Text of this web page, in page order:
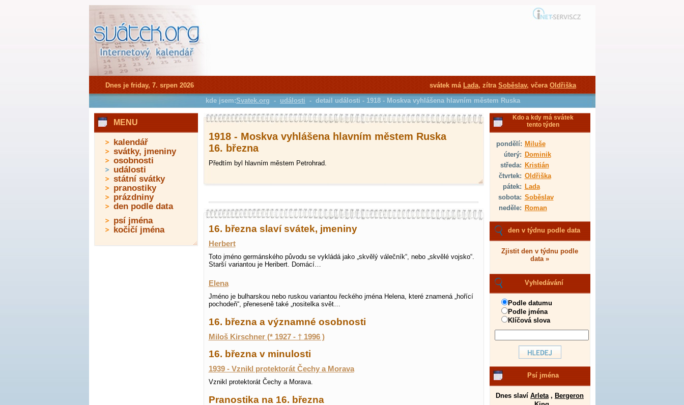
1918 - Moskva vyhlášena hlavním městem Ruska
16. března
Předtím byl hlavním městem Petrohrad.
16. března slaví svátek, jmeniny
Herbert
Toto jméno germánského původu se vykládá jako „skvělý válečník“, nebo „skvělé vojsko“.
Starší variantou je Heribert. Domácí…
Elena
Jméno je bulharskou nebo ruskou variantou řeckého jména Helena, které znamená „hořící
pochodeň“, přeneseně také „nositelka svět…
16. března a významné osobnosti
Miloš Kirschner (* 1927 - † 1996 )
16. března v minulosti
1939 - Vznikl protektorát Čechy a Morava
Vznikl protektorát Čechy a Morava.
Pranostika na 16. března
Kdo a kdy má svátek
tento týden
pondělí: Miluše
úterý: Dominik
středa: Kristián
čtvrtek: Oldřiška
pátek: Lada
sobota: Soběslav
neděle: Roman
den v týdnu podle data
Zjistit den v týdnu podle
data »
Vyhledávání
Podle datumu
Podle jména
Klíčová slova
Psí jména
Dnes slaví Arleta, Bergeron
MENU
kalendář
svátky, jmeniny
osobnosti
události
státní svátky
pranostiky
prázdniny
den podle data
psí jména
kočičí jména
Dnes je friday, 7. srpen 2026 svátek má Lada, zítra Soběslav, včera Oldřiška
kde jsem:Svatek.org - události - detail události - 1918 - Moskva vyhlášena hlavním městem Ruska